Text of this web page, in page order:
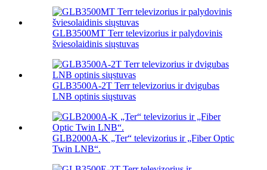
GLB3500MT Terr televizorius ir palydovinis
šviesolaidinis siųstuvas
GLB3500A-2T Terr televizorius ir dvigubas
LNB optinis siųstuvas
GLB2000A-K „Ter“ televizorius ir „Fiber Optic
Twin LNB“.